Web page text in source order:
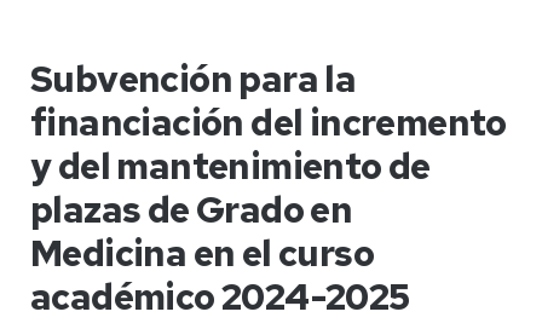
Subvención para la
financiación del incremento
y del mantenimiento de
plazas de Grado en
Medicina en el curso
académico 2024-2025